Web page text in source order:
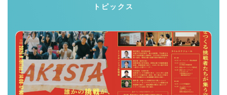
トピックス